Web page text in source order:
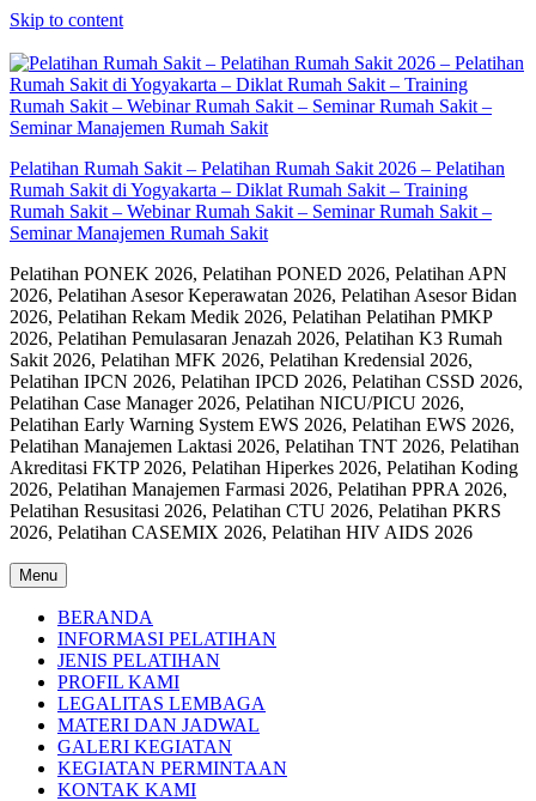
Skip to content
Pelatihan Rumah Sakit – Pelatihan Rumah Sakit 2026 – Pelatihan
Rumah Sakit di Yogyakarta – Diklat Rumah Sakit – Training
Rumah Sakit – Webinar Rumah Sakit – Seminar Rumah Sakit –
Seminar Manajemen Rumah Sakit
Pelatihan PONEK 2026, Pelatihan PONED 2026, Pelatihan APN
2026, Pelatihan Asesor Keperawatan 2026, Pelatihan Asesor Bidan
2026, Pelatihan Rekam Medik 2026, Pelatihan Pelatihan PMKP
2026, Pelatihan Pemulasaran Jenazah 2026, Pelatihan K3 Rumah
Sakit 2026, Pelatihan MFK 2026, Pelatihan Kredensial 2026,
Pelatihan IPCN 2026, Pelatihan IPCD 2026, Pelatihan CSSD 2026,
Pelatihan Case Manager 2026, Pelatihan NICU/PICU 2026,
Pelatihan Early Warning System EWS 2026, Pelatihan EWS 2026,
Pelatihan Manajemen Laktasi 2026, Pelatihan TNT 2026, Pelatihan
Akreditasi FKTP 2026, Pelatihan Hiperkes 2026, Pelatihan Koding
2026, Pelatihan Manajemen Farmasi 2026, Pelatihan PPRA 2026,
Pelatihan Resusitasi 2026, Pelatihan CTU 2026, Pelatihan PKRS
2026, Pelatihan CASEMIX 2026, Pelatihan HIV AIDS 2026
Menu
BERANDA
INFORMASI PELATIHAN
JENIS PELATIHAN
PROFIL KAMI
LEGALITAS LEMBAGA
MATERI DAN JADWAL
GALERI KEGIATAN
KEGIATAN PERMINTAAN
KONTAK KAMI